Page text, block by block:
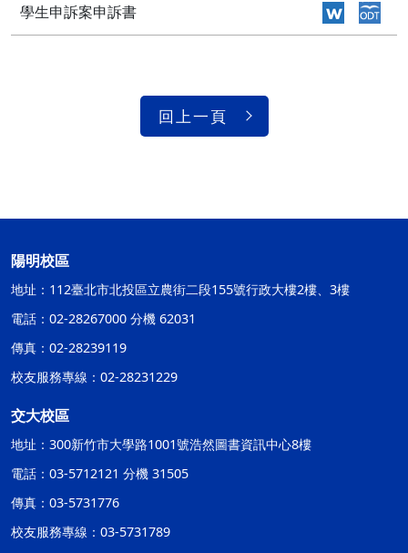
學生申訴案申訴書
回上一頁
陽明校區
地址：112臺北市北投區立農街二段155號行政大樓2樓、3樓
電話：02-28267000 分機 62031
傳真：02-28239119
校友服務專線：02-28231229
交大校區
地址：300新竹市大學路1001號浩然圖書資訊中心8樓
電話：03-5712121 分機 31505
傳真：03-5731776
校友服務專線：03-5731789